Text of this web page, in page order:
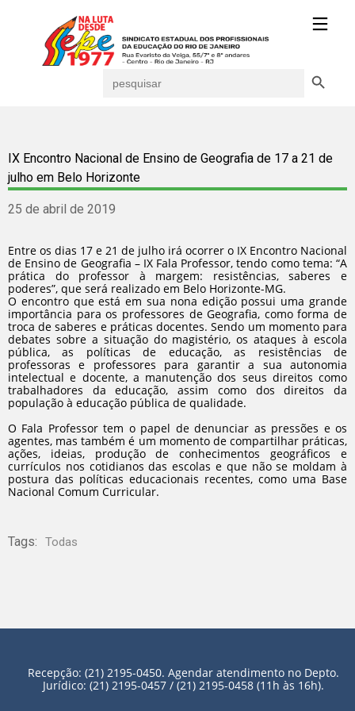
for:
IX Encontro Nacional de Ensino de Geografia de 17 a 21 de
julho em Belo Horizonte
25 de abril de 2019
Entre os dias 17 e 21 de julho irá ocorrer o IX Encontro Nacional
de Ensino de Geografia – IX Fala Professor, tendo como tema: “A
prática do professor à margem: resistências, saberes e
poderes”, que será realizado em Belo Horizonte-MG.
O encontro que está em sua nona edição possui uma grande
importância para os professores de Geografia, como forma de
troca de saberes e práticas docentes. Sendo um momento para
debates sobre a situação do magistério, os ataques à escola
pública, as políticas de educação, as resistências de
professoras e professores para garantir a sua autonomia
intelectual e docente, a manutenção dos seus direitos como
trabalhadores da educação, assim como dos direitos da
população à educação pública de qualidade.
O Fala Professor tem o papel de denunciar as pressões e os
agentes, mas também é um momento de compartilhar práticas,
ações, ideias, produção de conhecimentos geográficos e
currículos nos cotidianos das escolas e que não se moldam à
postura das políticas educacionais recentes, como uma Base
Nacional Comum Curricular.
Tags: Todas
Recepção: (21) 2195-0450. Agendar atendimento no Depto.
Jurídico: (21) 2195-0457 / (21) 2195-0458 (11h às 16h).